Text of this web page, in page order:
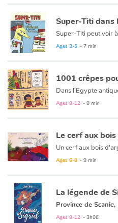
Catalogue anglais
Contraste +
Help
Home
Family
Schools
Libraries
Videos & Tutorials
Ages 3-5 - 7 min
1001 crêpes
Ages 9-12 - 9 min
Le cerf aux
Ages 6-8 - 9 min
La légende de
Province de
Ages 9-12 - 3h06